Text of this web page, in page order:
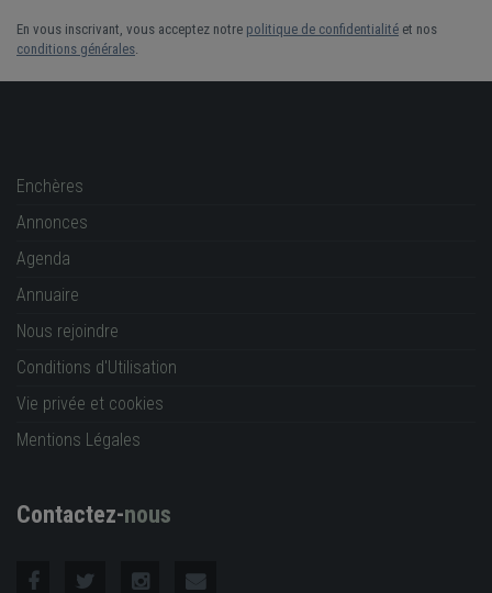
En vous inscrivant, vous acceptez notre politique de confidentialité et nos
conditions générales
Enchères
Annonces
Agenda
Annuaire
Nous rejoindre
Conditions d'Utilisation
Vie privée et cookies
Mentions Légales
Contactez-nous